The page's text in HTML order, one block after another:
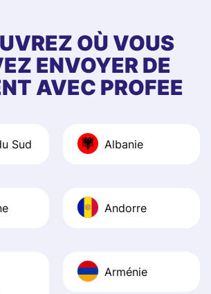
first started
app, and they
quick to provide
and helpful
Recommend it!
OÙ VOUS
ENVOYER DE
AVEC PROFEE
Sud Albanie
Andorre
Arménie